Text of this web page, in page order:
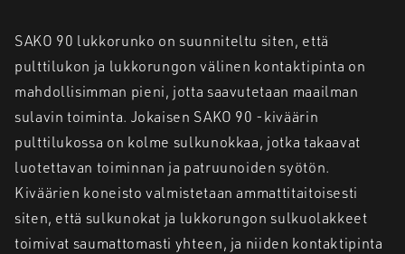
SAKO 90 lukkorunko on suunniteltu siten, että
pulttilukon ja lukkorungon välinen kontaktipinta on
mahdollisimman pieni, jotta saavutetaan maailman
sulavin toiminta. Jokaisen SAKO 90 -kiväärin
pulttilukossa on kolme sulkunokkaa, jotka takaavat
luotettavan toiminnan ja patruunoiden syötön.
Kiväärien koneisto valmistetaan ammattitaitoisesti
siten, että sulkunokat ja lukkorungon sulkuolakkeet
toimivat saumattomasti yhteen, ja niiden kontaktipinta